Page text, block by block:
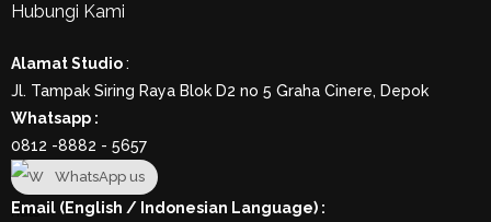
Hubungi Kami
Alamat Studio:
Jl. Tampak Siring Raya Blok D2 no 5 Graha Cinere, Depok
Whatsapp :
0812 -8882 - 5657
WhatsApp us
Email (English / Indonesian Language) :